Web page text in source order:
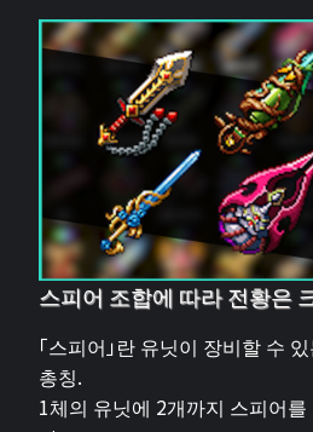
스피어 조합에 따라 전황은
「스피어」란 유닛이 장비할 수
총칭.
1체의 유닛에 2개까지 스피어